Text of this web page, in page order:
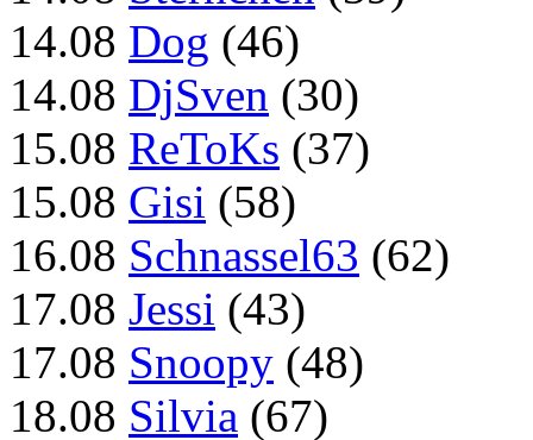
14.08 Dog (46)
14.08 DjSven (30)
15.08 ReToKs (37)
15.08 Gisi (58)
16.08 Schnassel63 (62)
17.08 Jessi (43)
17.08 Snoopy (48)
18.08 Silvia (67)